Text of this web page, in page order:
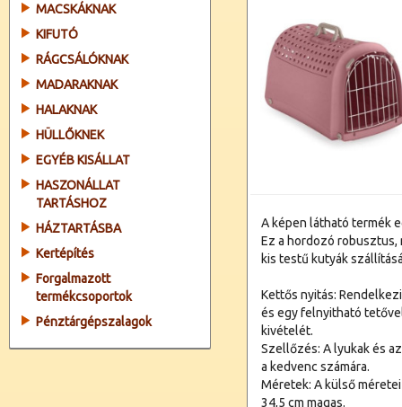
MACSKÁKNAK
KIFUTÓ
RÁGCSÁLÓKNAK
MADARAKNAK
HALAKNAK
HÜLLŐKNEK
EGYÉB KISÁLLAT
HASZONÁLLAT
TARTÁSHOZ
HÁZTARTÁSBA
Kertépítés
Forgalmazott
termékcsoportok
Pénztárgépszalagok
A képen látható termék
Ez a hordozó robusztus,
kis testű kutyák
Kettős nyitás:
és egy felnyitható
kivételét.
Szellőzés: A lyukak és
a kedvenc számára.
Méretek: A külső
34,5 cm magas.